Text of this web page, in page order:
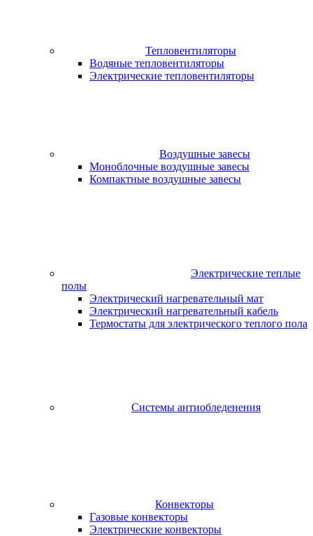
Тепловентиляторы
Водяные тепловентиляторы
Электрические тепловентиляторы
Воздушные завесы
Моноблочные воздушные завесы
Компактные воздушные завесы
Электрические теплые
полы
Электрический нагревательный мат
Электрический нагревательный кабель
Термостаты для электрического теплого пола
Системы антиобледенения
Конвекторы
Газовые конвекторы
Электрические конвекторы